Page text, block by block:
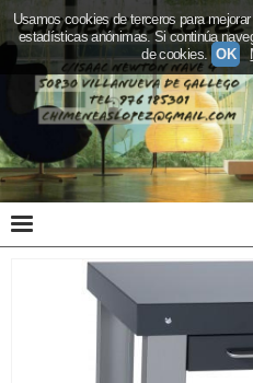
Usamos cookies de terceros para
estadísticas anónimas. Si continúa
de cookies. OK